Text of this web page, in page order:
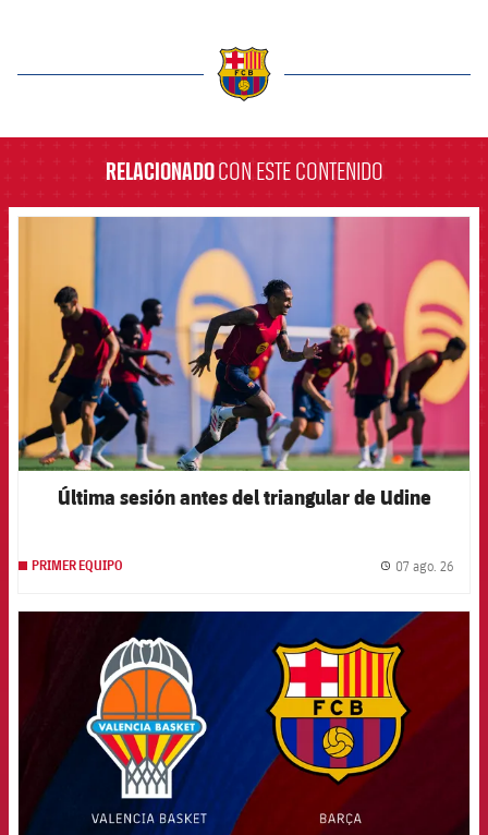
RELACIONADOCON ESTE CONTENIDO
Última sesión antes del triangular de Udine
PRIMER EQUIPO 07 ago. 26